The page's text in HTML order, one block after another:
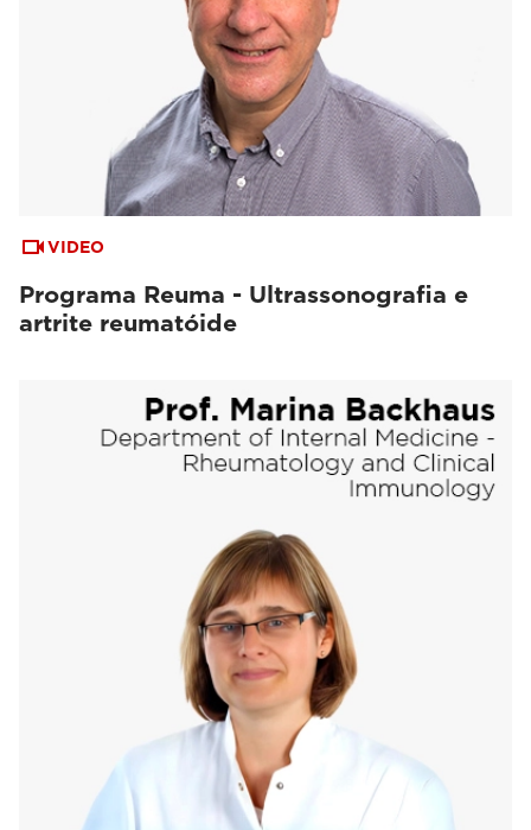
VIDEO
Programa Reuma - Ultrassonografia e
artrite reumatóide